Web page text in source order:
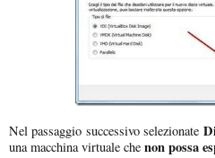
Nel passaggio successivo selezionate
una macchina virtuale che non possa